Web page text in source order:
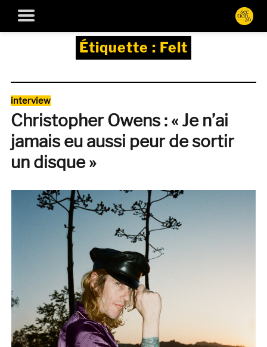
Étiquette : Felt
Catégories
interview
Christopher Owens : « Je n’ai
jamais eu aussi peur de sortir
un disque »